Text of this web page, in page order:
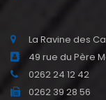
La Ravine des
49 rue du Père
0262 24 12 42
0262 39 28 56